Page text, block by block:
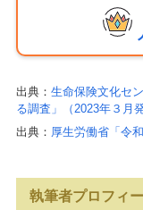
出典： 生命保険文化セ
る調査」（2023年３月発
出典： 厚生労働省「令
執筆者プロフィ